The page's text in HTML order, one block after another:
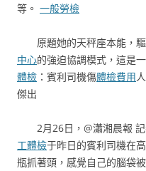
等。 一般勞檢
原題她的天秤座本能，
中心的強迫協調模式，這是
體檢 ：賓利司機傷體檢費用人
傑出
2月26日，@瀟湘晨報
工體檢于昨日的賓利司機在
瓶抓著頭，感覺自己的腦袋